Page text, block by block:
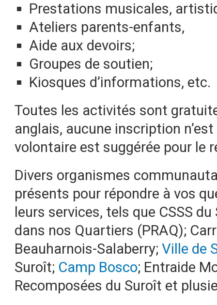
Prestations musicales,
Ateliers parents-enfants,
Aide aux devoirs;
Groupes de soutien;
Kiosques d’informations, etc.
Toutes les activités sont
anglais, aucune inscription
volontaire est suggérée pour le
Divers organismes
présents pour répondre à vos
leurs services, tels que CSSS
dans nos Quartiers (PRAQ);
Beauharnois-Salaberry; Ville de
Suroît; Camp Bosco; Entraide
Recomposées du Suroît et